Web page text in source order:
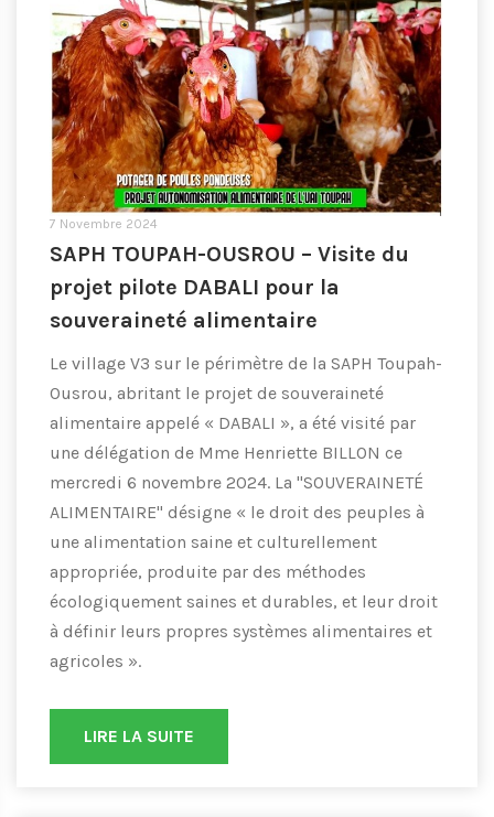
7 Novembre 2024
SAPH TOUPAH-OUSROU – Visite du
projet pilote DABALI pour la
souveraineté alimentaire
Le village V3 sur le périmètre de la SAPH Toupah-
Ousrou, abritant le projet de souveraineté
alimentaire appelé « DABALI », a été visité par
une délégation de Mme Henriette BILLON ce
mercredi 6 novembre 2024. La "SOUVERAINETÉ
ALIMENTAIRE" désigne « le droit des peuples à
une alimentation saine et culturellement
appropriée, produite par des méthodes
écologiquement saines et durables, et leur droit
à définir leurs propres systèmes alimentaires et
agricoles ».
LIRE LA SUITE